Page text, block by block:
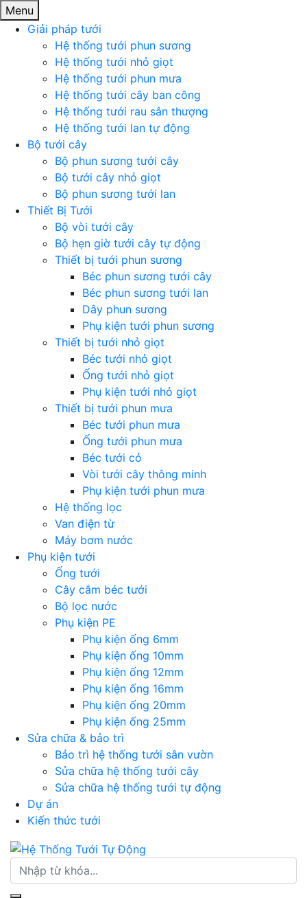
Menu
Giải pháp tưới
Hệ thống tưới phun sương
Hệ thống tưới nhỏ giọt
Hệ thống tưới phun mưa
Hệ thống tưới cây ban công
Hệ thống tưới rau sân thượng
Hệ thống tưới lan tự động
Bộ tưới cây
Bộ phun sương tưới cây
Bộ tưới cây nhỏ giọt
Bộ phun sương tưới lan
Thiết Bị Tưới
Bộ vòi tưới cây
Bộ hẹn giờ tưới cây tự động
Thiết bị tưới phun sương
Béc phun sương tưới cây
Béc phun sương tưới lan
Dây phun sương
Phụ kiện tưới phun sương
Thiết bị tưới nhỏ giọt
Béc tưới nhỏ giọt
Ống tưới nhỏ giọt
Phụ kiện tưới nhỏ giọt
Thiết bị tưới phun mưa
Béc tưới phun mưa
Ống tưới phun mưa
Béc tưới cỏ
Vòi tưới cây thông minh
Phụ kiện tưới phun mưa
Hệ thống lọc
Van điện từ
Máy bơm nước
Phụ kiện tưới
Ống tưới
Cây cắm béc tưới
Bộ lọc nước
Phụ kiện PE
Phụ kiện ống 6mm
Phụ kiện ống 10mm
Phụ kiện ống 12mm
Phụ kiện ống 16mm
Phụ kiện ống 20mm
Phụ kiện ống 25mm
Sửa chữa & bảo trì
Bảo trì hệ thống tưới sân vườn
Sửa chữa hệ thống tưới cây
Sửa chữa hệ thống tưới tự động
Dự án
Kiến thức tưới